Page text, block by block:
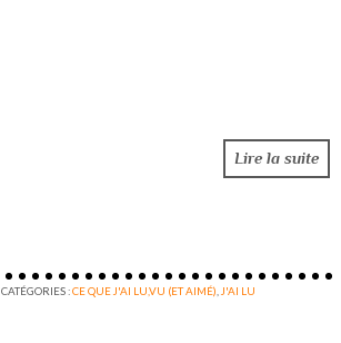
Lire la suite
CATÉGORIES :CE QUE J'AI LU,VU (ET AIMÉ) J'AI LU